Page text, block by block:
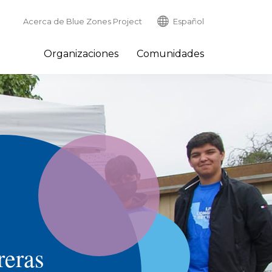
Acerca de Blue Zones Project Español
Organizaciones Comunidades